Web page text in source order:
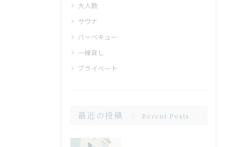
大人数
サウナ
バーベキュー
一棟貸し
プライベート
最近の投稿 Recent Posts